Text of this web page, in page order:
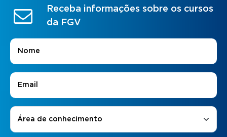
Receba informações sobre os cursos
da FGV
Nome
E-mail
Áreas de Interesse
Área de conhecimento